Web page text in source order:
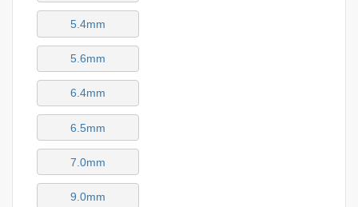
5.4mm
5.6mm
6.4mm
6.5mm
7.0mm
9.0mm